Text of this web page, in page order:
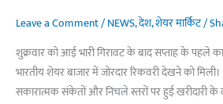
382
निफ्टी
101
अंक
Leave a Comment/NEWS,देश,शेयर मार्किट/
शुक्रवार को आई भारी गिरावट के बाद सप्ताह के पहले
भारतीय शेयर बाजार में जोरदार रिकवरी देखने को
सकारात्मक संकेतों और निचले स्तरों पर हुई खरीदारी के